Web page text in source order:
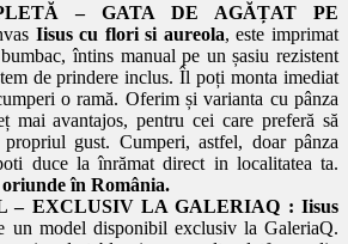
– GATA DE AGĂȚAT PE
Iisus cu flori si aureola, este imprimat
întins manual pe un șasiu rezistent
de prindere inclus. Îl poți monta imediat
o ramă. Oferim și varianta cu pânza
mai avantajos, pentru cei care preferă să
gust. Cumperi, astfel, doar pânza
duce la înrămat direct in localitatea ta.
în România.
– EXCLUSIV LA GALERIAQ : Iisus
un model disponibil exclusiv la GaleriaQ.